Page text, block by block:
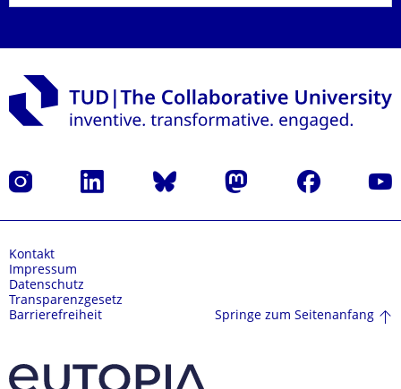
Instagram LinkedIn Bluesky Mastodon Facebook
Kontakt
Impressum
Datenschutz
Transparenzgesetz
Barrierefreiheit
Springe zum Seitenanfang